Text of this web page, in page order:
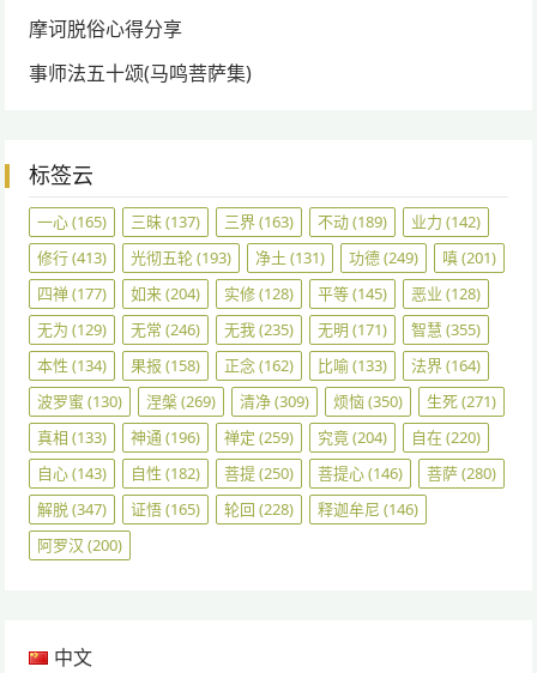
摩诃脱俗心得分享
事师法五十颂(马鸣菩萨集)
标签云
一心(165) 三昧(137) 三界(163) 不动(189) 业力 (142)
修行(413) 光彻五轮(193) 净土 (131) 功德(249) 嗔(201)
四禅(177) 如来(204) 实修(128) 平等(145) 恶业 (128)
无为 (129) 无常 (246) 无我(235) 无明 (171) 智慧 (355)
本性 (134) 果报 (158) 正念(162) 比喻(133) 法界(164)
波罗蜜 (130) 涅槃(269) 清净(309) 烦恼(350) 生死(271)
真相 (133) 神通 (196) 禅定 (259) 究竟(204) 自在(220)
自心(143) 自性 (182) 菩提(250) 菩提心(146) 菩萨(280)
解脱(347) 证悟(165) 轮回 (228) 释迦牟尼 (146)
阿罗汉 (200)
中文